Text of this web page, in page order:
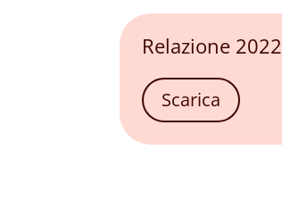
Relazione 2022
Scarica